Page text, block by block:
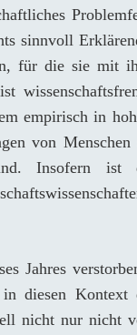
sinnvoll
für die sie mit
empirisch in
von Menschen
Insofern ist
Jahres
in diesen Kontext
nicht nur nicht